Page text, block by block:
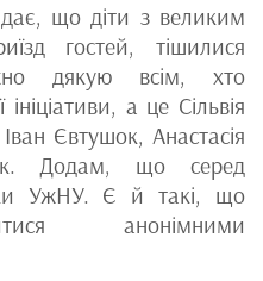
що діти з великим
гостей, тішилися
дякую всім, хто
а це Сільвія
Євтушок, Анастасія
Додам, що серед
УжНУ. Є й такі, що
анонімними